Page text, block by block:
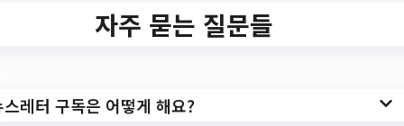
변경 안내 (23. 8. 31.~)/?
url=https://www.jungnang.go.kr/health/bbs
de=0&useAt=&replyAt=&menuNo=40049
자주 묻는 질문들
스레터 구독은 어떻게 해요?